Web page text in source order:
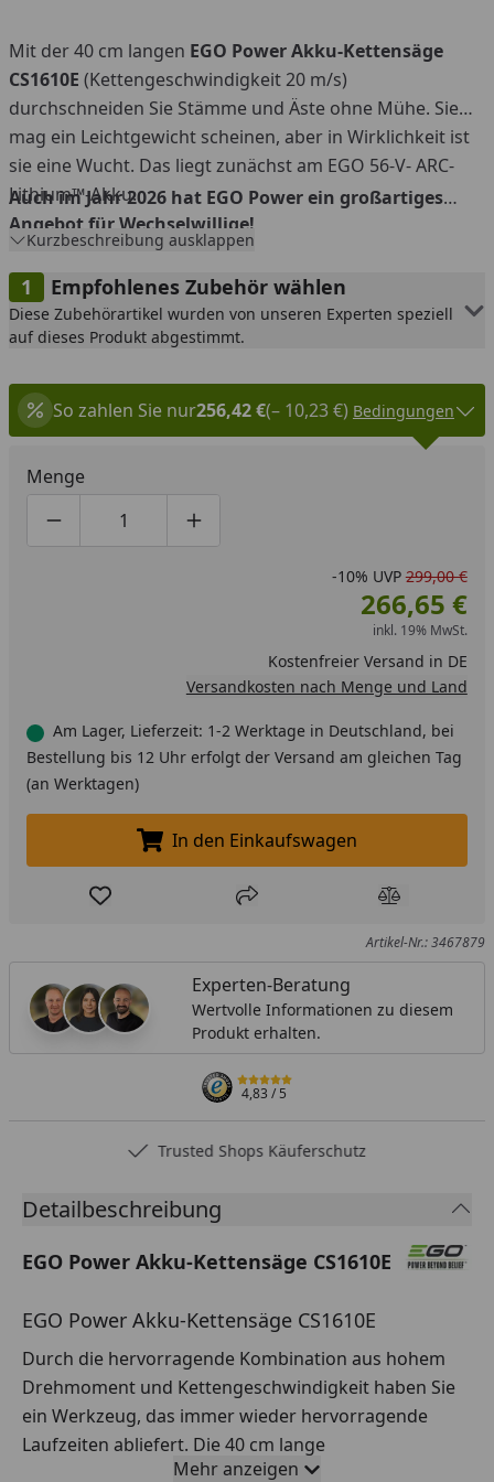
Mit der 40 cm langen EGO Power Akku-Kettensäge
CS1610E (Kettengeschwindigkeit 20 m/s)
durchschneiden Sie Stämme und Äste ohne Mühe. Sie
mag ein Leichtgewicht scheinen, aber in Wirklichkeit ist
sie eine Wucht. Das liegt zunächst am EGO 56-V- ARC-
Lithium™-Akku.
Auch im Jahr 2026 hat EGO Power ein großartiges
Angebot für Wechselwillige!
Kaufen Sie EGO-Produkte im Wert von mind. 899,00 EUR,
dann erhalten Sie einen 5,0 Ah-Akku BA2800T im Wert
von 279,00 EUR UVP kostenfrei dazu.
Der Akku wird Ihnen bei Erreichen des Mindestwertes
ist es egal, welche Geräte gekauft werden, auch
mehrere günstigere Produkte können gekauft werden
und zur benötigten Kaufpreissumme von 899,00 EUR
Kurzbeschreibung ausklappen
Empfohlenes Zubehör wählen
Diese Zubehörartikel wurden von unseren Experten speziell
auf dieses Produkt abgestimmt.
So zahlen Sie nur256,42 €(– 10,23 €) Bedingungen
Menge
Produktmenge um eins verringern
Produktmenge manuell eingeben
Produktmenge um eins erhöhen
-10% UVP 299,00 €
266,65 €
inkl. 19% MwSt.
Kostenfreier Versand in DE
Versandkosten nach Menge und Land
Am Lager, Lieferzeit: 1-2 Werktage in Deutschland, bei
Bestellung bis 12 Uhr erfolgt der Versand am gleichen Tag
(an Werktagen)
In den Einkaufswagen legen
In den Einkaufswagen
Produkt zur Wunschliste hinzufügen
Teilen Produkt
Artikel-Nr.: 3467879
Experten-Beratung
Wertvolle Informationen zu diesem
Produkt erhalten.
4,83/ 5
Trusted Shops Käuferschutz
Detailbeschreibung
EGO Power Akku-Kettensäge CS1610E
EGO Power Akku-Kettensäge CS1610E
Durch die hervorragende Kombination aus hohem
Drehmoment und Kettengeschwindigkeit haben Sie
ein Werkzeug, das immer wieder hervorragende
Laufzeiten abliefert. Die 40 cm lange
Führungsschiene trennt mühelos Äste und bis zu 40
Mehr anzeigen